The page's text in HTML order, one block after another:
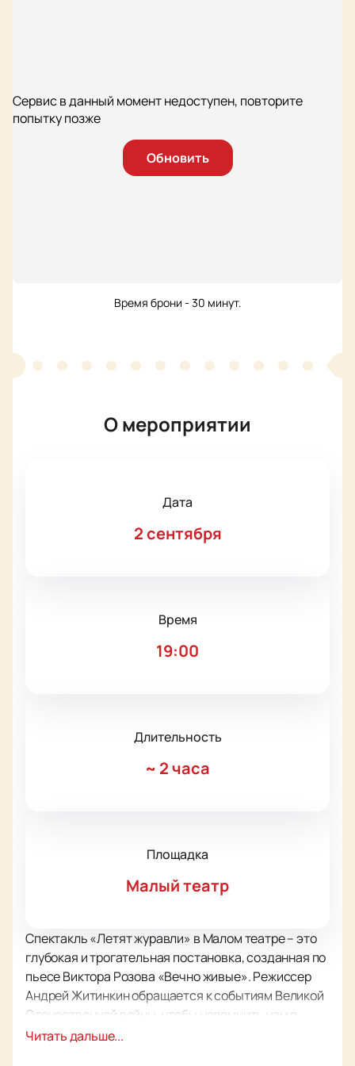
Сервис в данный момент недоступен, повторите
попытку позже
Обновить
Время брони - 30 минут.
О мероприятии
Дата
2 сентября
Время
19:00
Длительность
~ 2 часа
Площадка
Малый театр
Спектакль «Летят журавли» в Малом театре – это
глубокая и трогательная постановка, созданная по
пьесе Виктора Розова «Вечно живые». Режиссер
Андрей Житинкин обращается к событиям Великой
Отечественной войны, чтобы напомнить нам о
вечных ценностях: любви, долге и чести. Через
Читать дальше...